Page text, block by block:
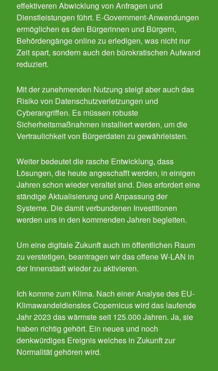
effektiveren Abwicklung von Anfragen und
Dienstleistungen führt. E-Government-Anwendungen
ermöglichen es den Bürgerinnen und Bürgern,
Behördengänge online zu erledigen, was nicht nur
Zeit spart, sondern auch den bürokratischen Aufwand
reduziert.
Mit der zunehmenden Nutzung steigt aber auch das
Risiko von Datenschutzverletzungen und
Cyberangriffen. Es müssen robuste
Sicherheitsmaßnahmen installiert werden, um die
Vertraulichkeit von Bürgerdaten zu gewährleisten.
Weiter bedeutet die rasche Entwicklung, dass
Lösungen, die heute angeschafft werden, in einigen
Jahren schon wieder veraltet sind. Dies erfordert eine
ständige Aktualisierung und Anpassung der
Systeme. Die damit verbundenen Investitionen
werden uns in den kommenden Jahren begleiten.
Um eine digitale Zukunft auch im öffentlichen Raum
zu verstetigen, beantragen wir das offene W-LAN in
der Innenstadt wieder zu aktivieren.
Ich komme zum Klima. Nach einer Analyse des EU-
Klimawandeldienstes Copernicus wird das laufende
Jahr 2023 das wärmste seit 125.000 Jahren. Ja, sie
haben richtig gehört. Ein neues und noch
denkwürdiges Ereignis welches in Zukunft zur
Normalität gehören wird.